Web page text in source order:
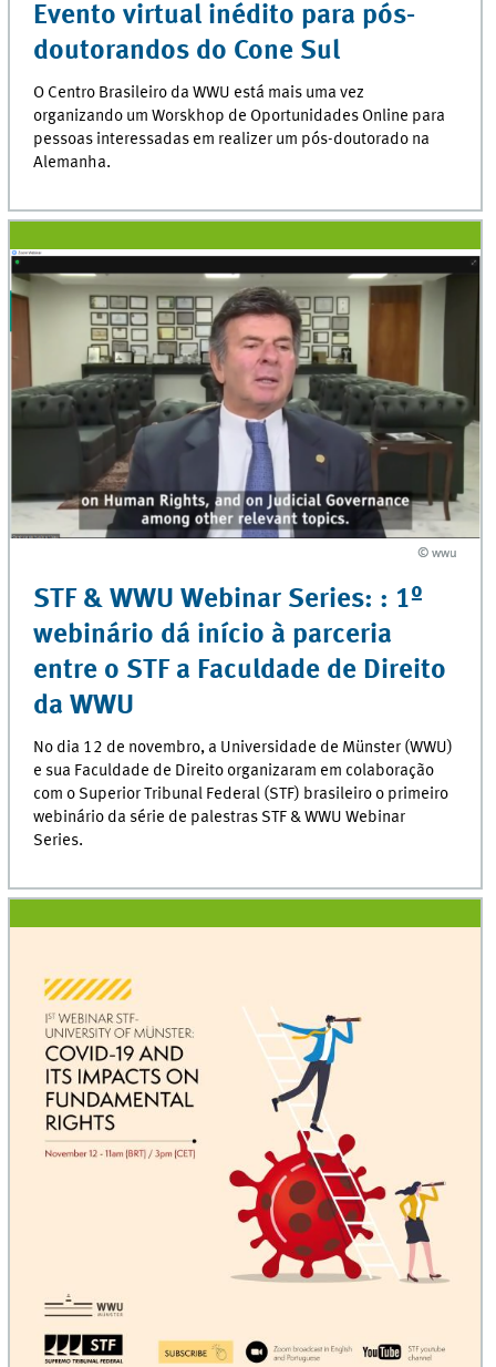
Evento virtual inédito para pós-
doutorandos do Cone Sul
O Centro Brasileiro da WWU está mais uma vez
organizando um Worskhop de Oportunidades Online para
pessoas interessadas em realizer um pós-doutorado na
Alemanha.
© wwu
© wwu
STF & WWU Webinar Series: : 1º
webinário dá início à parceria
entre o STF a Faculdade de Direito
da WWU
No dia 12 de novembro, a Universidade de Münster (WWU)
e sua Faculdade de Direito organizaram em colaboração
com o Superior Tribunal Federal (STF) brasileiro o primeiro
webinário da série de palestras STF & WWU Webinar
Series.